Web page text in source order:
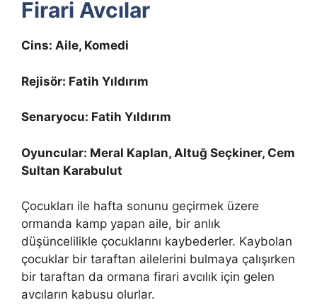
Firari Avcılar
Cins: Aile, Komedi
Rejisör: Fatih Yıldırım
Senaryocu: Fatih Yıldırım
Oyuncular: Meral Kaplan, Altuğ Seçkiner, Cem
Sultan Karabulut
Çocukları ile hafta sonunu geçirmek üzere
ormanda kamp yapan aile, bir anlık
düşüncelilikle çocuklarını kaybederler. Kaybolan
çocuklar bir taraftan ailelerini bulmaya çalışırken
bir taraftan da ormana firari avcılık için gelen
avcıların kabusu olurlar.